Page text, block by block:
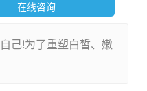
在线咨询
己!为了重塑白皙、嫩